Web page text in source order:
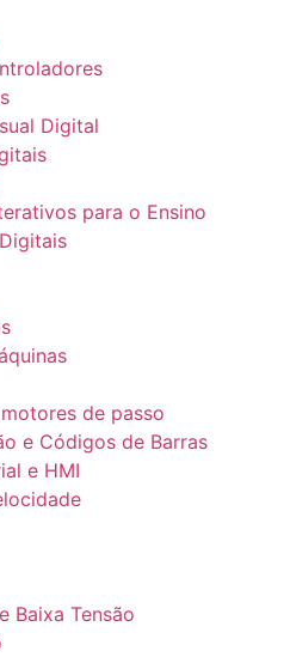
Digital
para o Ensino
de passo
e Códigos de Barras
e HMI
Baixa Tensão